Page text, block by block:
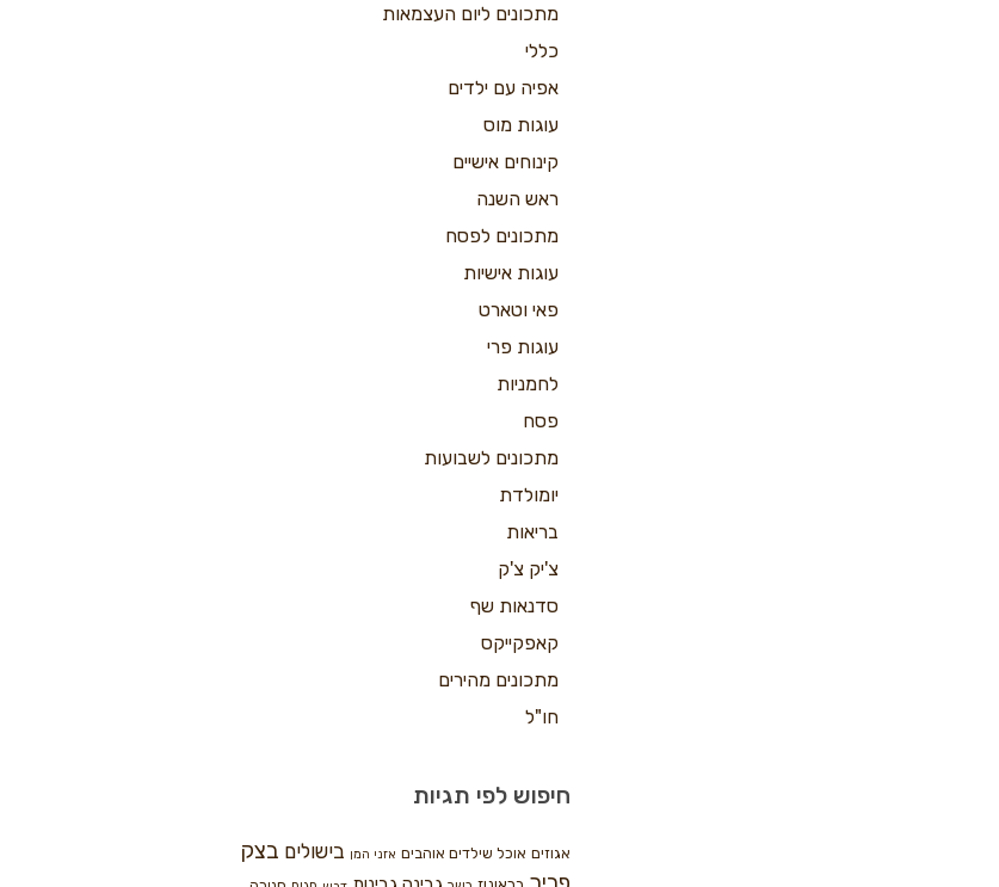
מתכונים ליום העצמאות
כללי
אפיה עם ילדים
עוגות מוס
קינוחים אישיים
ראש השנה
מתכונים לפסח
עוגות אישיות
פאי וטארט
עוגות פרי
לחמניות
פסח
מתכונים לשבועות
יומולדת
בריאות
צ'יק צ'ק
סדנאות שף
קאפקייקס
מתכונים מהירים
חו"ל
חיפוש לפי תגיות
אגוזים אוכל שילדים אוהבים אזני המן בישולים בצק